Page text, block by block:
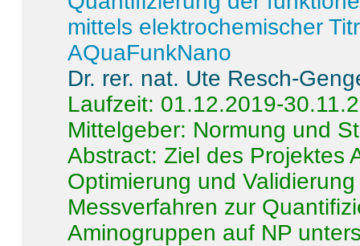
mittels elektrochemischer
AQuaFunkNano
Dr. rer. nat. Ute Resch-
Laufzeit: 01.12.2019-
Mittelgeber: Normung und
Abstract:Ziel des Projektes
Optimierung und
Messverfahren zur
Aminogruppen auf NP